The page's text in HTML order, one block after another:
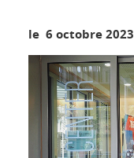
le 6 octobre 2023